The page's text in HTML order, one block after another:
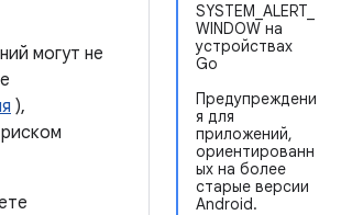
SYSTEM_ALERT_
WINDOW на
устройствах
Go
Предупреждени
я для
приложений,
ориентированн
ых на более
старые версии
Android.
могут не
),